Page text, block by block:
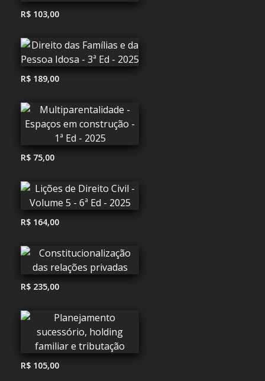
R$ 103,00
R$ 189,00
R$ 75,00
R$ 164,00
R$ 235,00
R$ 105,00